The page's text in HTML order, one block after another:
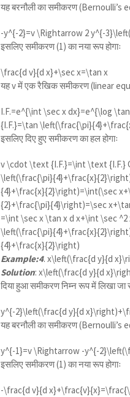
यह बरनौली का समीकरण (Bernoulli’s
-y^{-2}=v \Rightarrow 2 y^{-
इसलिए समीकरण (1) का नया रूप होगाः
\frac{d v}{d x}+\sec x=\tan x
यह v में एक रैखिक समीकरण (linear
I.F.=e^{\int \sec x dx}=e^{\log
{I.F.}=\tan
इसलिए दिए हुए समीकरण का हल होगाः
v \cdot \text {I.F.}=\int \text
{4}+\frac{x}{2}\right)=\int(\sec
{2}+\frac{\pi}{4}\right)=\sec
=\int \sec x \tan x d x+\int \sec
{4}+\frac{x}{2}\right)
Example:4.x\left(\frac{d y}{d
Solution:x\left(\frac{d y}{d
दिया हुआ समीकरण निम्न रूप में लिखा जा
y^{-2}\left(\frac{d y}{d
यह बरनौली का समीकरण (Bernoulli’s
y^{-1}=v \Rightarrow -y^{-
इसलिए समीकरण (1) का नया रूप होगाः
-\frac{d v}{d